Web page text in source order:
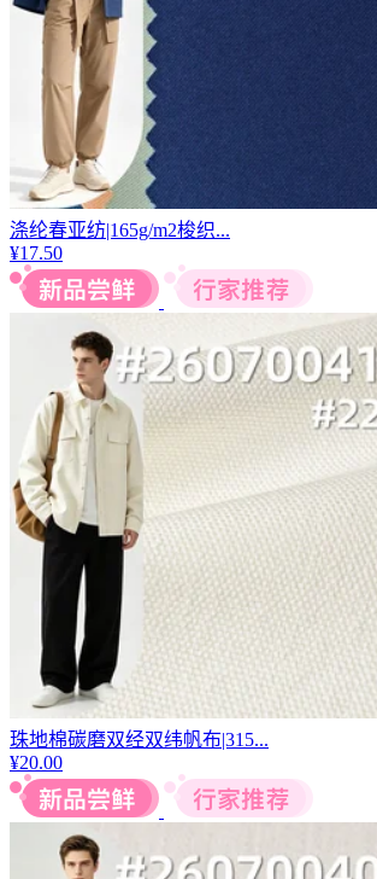
涤纶春亚纺|165g/m2梭织...
¥17.50
珠地棉碳磨双经双纬帆布|315...
¥20.00